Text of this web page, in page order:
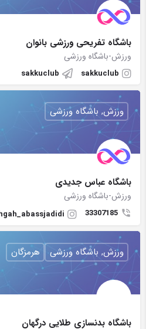
باشگاه تفریحی ورزشی بانوان
ورزش-باشگاه ورزشی
sakkuclub
sakkuclub
باشگاه عباس جدیدی
ورزش-باشگاه ورزشی
33307185
ورزش, باشگاه ورزشی
باشگاه بدنسازی طلایی درگهان
ورزش, باشگاه ورزشی هرمزگان